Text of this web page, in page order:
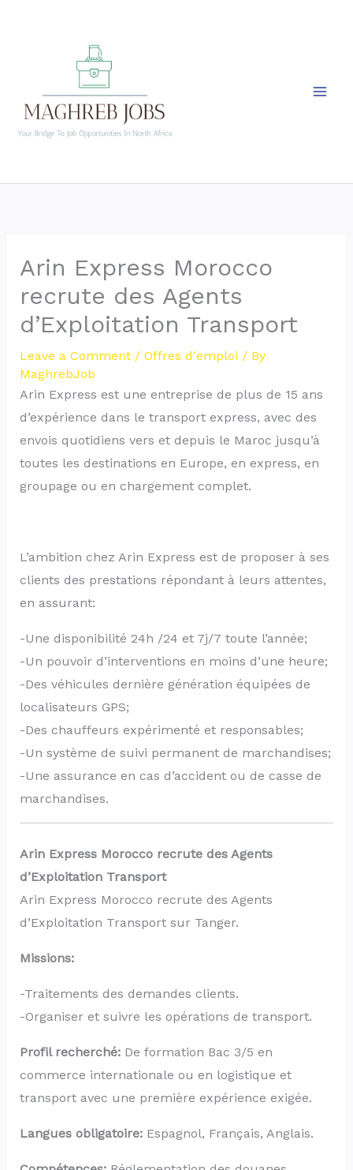
Arin Express Morocco
recrute des Agents
d’Exploitation Transport
Leave a Comment / Offres d'emploi / By
MaghrebJob
Arin Express est une entreprise de plus de 15 ans
d’expérience dans le transport express, avec des
envois quotidiens vers et depuis le Maroc jusqu’à
toutes les destinations en Europe, en express, en
groupage ou en chargement complet.
L’ambition chez Arin Express est de proposer à ses
clients des prestations répondant à leurs attentes,
en assurant:
-Une disponibilité 24h /24 et 7j/7 toute l’année;
-Un pouvoir d’interventions en moins d’une heure;
-Des véhicules dernière génération équipées de
localisateurs GPS;
-Des chauffeurs expérimenté et responsables;
-Un système de suivi permanent de marchandises;
-Une assurance en cas d’accident ou de casse de
marchandises.
Arin Express Morocco recrute des Agents
d’Exploitation Transport
Arin Express Morocco recrute des Agents
d’Exploitation Transport sur Tanger.
Missions:
-Traitements des demandes clients.
-Organiser et suivre les opérations de transport.
Profil recherché:De formation Bac 3/5 en
commerce internationale ou en logistique et
transport avec une première expérience exigée.
Langues obligatoire:Espagnol, Français, Anglais.